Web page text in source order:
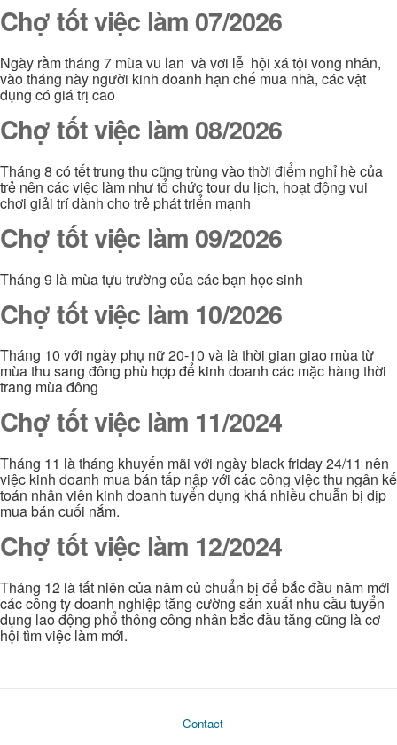
Chợ tốt việc làm 07/2026
Ngày rằm tháng 7 mùa vu lan và vơi lễ hội xá tội vong nhân,
vào tháng này người kinh doanh hạn chế mua nhà, các vật
dụng có giá trị cao
Chợ tốt việc làm 08/2026
Tháng 8 có tết trung thu cũng trùng vào thời điểm nghỉ hè của
trẻ nên các việc làm như tổ chức tour du lịch, hoạt động vui
chơi giải trí dành cho trẻ phát triển mạnh
Chợ tốt việc làm 09/2026
Tháng 9 là mùa tựu trường của các bạn học sinh
Chợ tốt việc làm 10/2026
Tháng 10 với ngày phụ nữ 20-10 và là thời gian giao mùa từ
mùa thu sang đông phù hợp để kinh doanh các mặc hàng thời
trang mùa đông
Chợ tốt việc làm 11/2024
Tháng 11 là tháng khuyến mãi với ngày black friday 24/11 nên
việc kinh doanh mua bán tấp nập với các công việc thu ngân kế
toán nhân viên kinh doanh tuyển dụng khá nhiều chuẫn bị dịp
mua bán cuối nắm.
Chợ tốt việc làm 12/2024
Tháng 12 là tất niên của năm củ chuẩn bị để bắc đầu năm mới
các công ty doanh nghiệp tăng cường sản xuất nhu cầu tuyển
dụng lao động phổ thông công nhân bắc đầu tăng cũng là cơ
hội tìm việc làm mới.
Contact